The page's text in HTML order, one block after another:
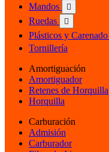
Mandos 
Ruedas 
Plásticos y Carenado
Tornillería
Amortiguación
Amortiguador
Retenes de Horquilla
Horquilla
Carburación
Admisión
Carburador